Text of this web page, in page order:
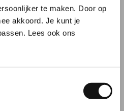
te maken. Door op
akkoord. Je kunt je
Lees ook ons
Hakuna Matata
op je